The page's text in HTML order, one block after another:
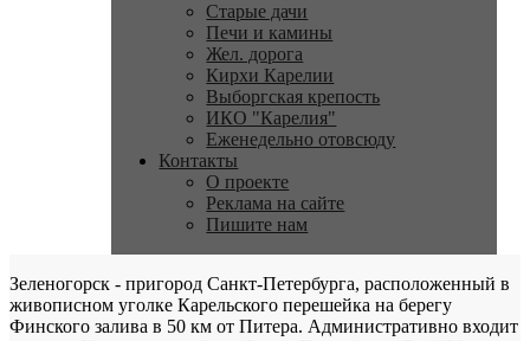
Старые дачи
Печи и камины
Жел. дорога
Кирхи Карелии
Выборгская крепость
ИКО "Карелия"
Еженедельно отовсюду
Контакты
О проекте
Реклама на сайте
Пишите нам
Зеленогорск - пригород Санкт-Петербурга, расположенный в
живописном уголке Карельского перешейка на берегу
Финского залива в 50 км от Питера. Административно входит